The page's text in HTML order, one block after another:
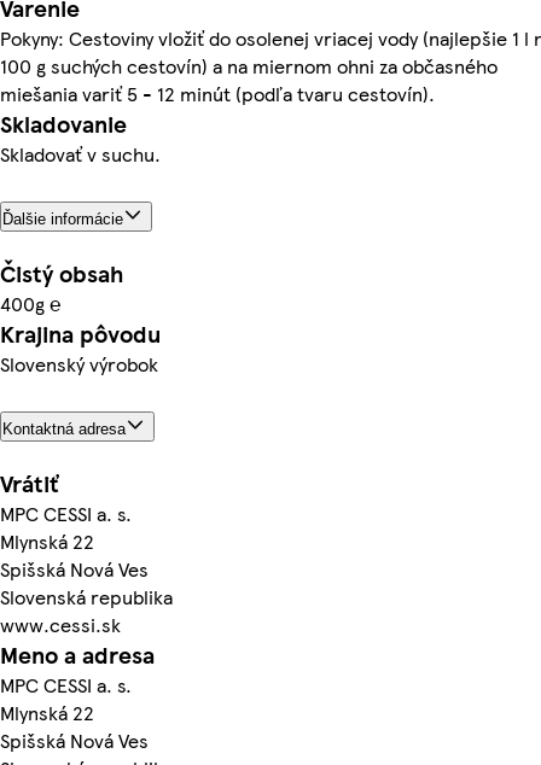
Varenie
Pokyny: Cestoviny vložiť do osolenej vriacej vody (najlepšie 1 l
100 g suchých cestovín) a na miernom ohni za občasného
miešania variť 5 - 12 minút (podľa tvaru cestovín).
Skladovanie
Skladovať v suchu.
Ďalšie informácie
Čistý obsah
400g ℮
Krajina pôvodu
Slovenský výrobok
Kontaktná adresa
Vrátiť
MPC CESSI a. s.
Mlynská 22
Spišská Nová Ves
Slovenská republika
www.cessi.sk
Meno a adresa
MPC CESSI a. s.
Mlynská 22
Spišská Nová Ves